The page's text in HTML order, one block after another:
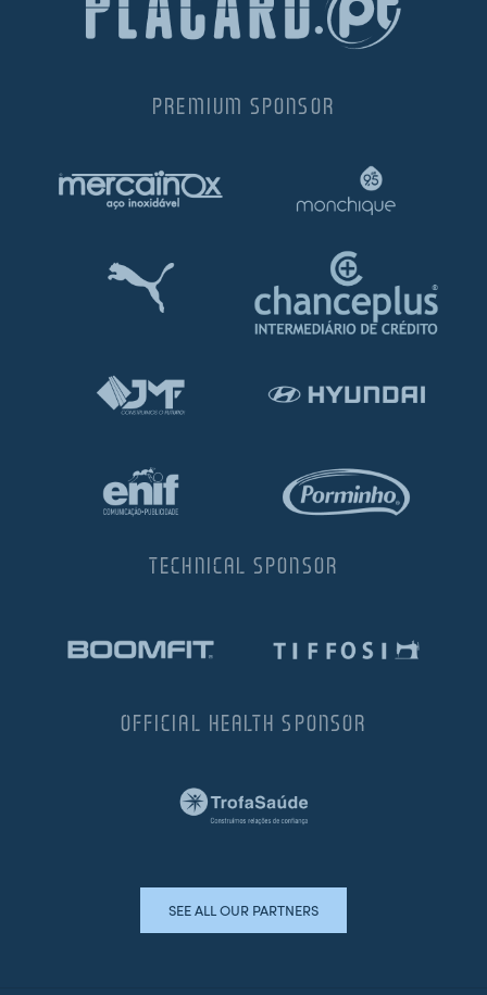
PREMIUM SPONSOR
TECHNICAL SPONSOR
OFFICIAL HEALTH SPONSOR
SEE ALL OUR PARTNERS